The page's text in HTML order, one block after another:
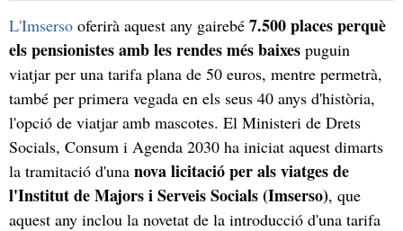
L'Imserso oferirà aquest any gairebé 7.500 places perquè
els pensionistes amb les rendes més baixes puguin
viatjar per una tarifa plana de 50 euros, mentre permetrà,
també per primera vegada en els seus 40 anys d'història,
l'opció de viatjar amb mascotes. El Ministeri de Drets
Socials, Consum i Agenda 2030 ha iniciat aquest dimarts
la tramitació d'una nova licitació per als viatges de
l'Institut de Majors i Serveis Socials (Imserso), que
aquest any inclou la novetat de la introducció d'una tarifa